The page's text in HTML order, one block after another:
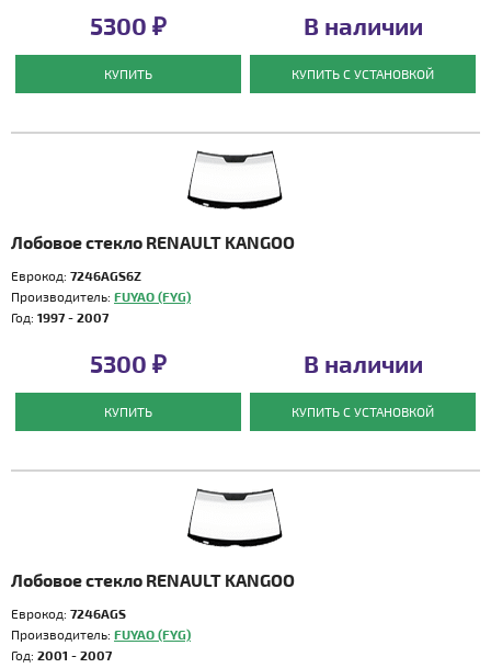
5300 ₽
КУПИТЬ
В наличии
КУПИТЬ С УСТАНОВКОЙ
Лобовое стекло RENAULT KANGOO
Еврокод: 7246AGS6Z
Производитель: FUYAO (FYG)
Год: 1997 - 2007
5300 ₽
КУПИТЬ
В наличии
КУПИТЬ С УСТАНОВКОЙ
Лобовое стекло RENAULT KANGOO
Еврокод: 7246AGS
Производитель: FUYAO (FYG)
Год: 2001 - 2007